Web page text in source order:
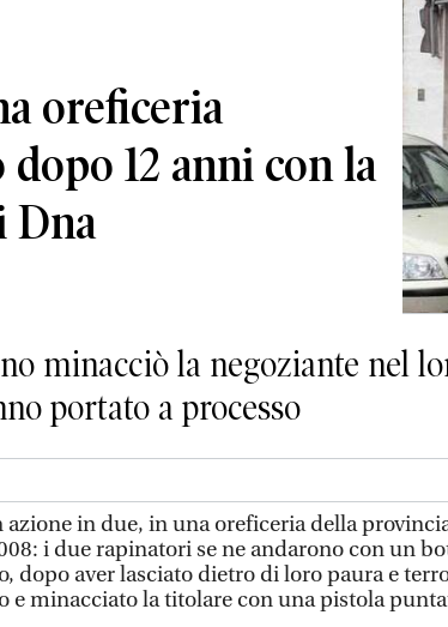
oreficeria
12 anni con la
Dna
minacciò la negoziante nel
portato a processo
in due, in una oreficeria della
i due rapinatori se ne andarono con un
dopo aver lasciato dietro di loro paura e
e minacciato la titolare con una pistola